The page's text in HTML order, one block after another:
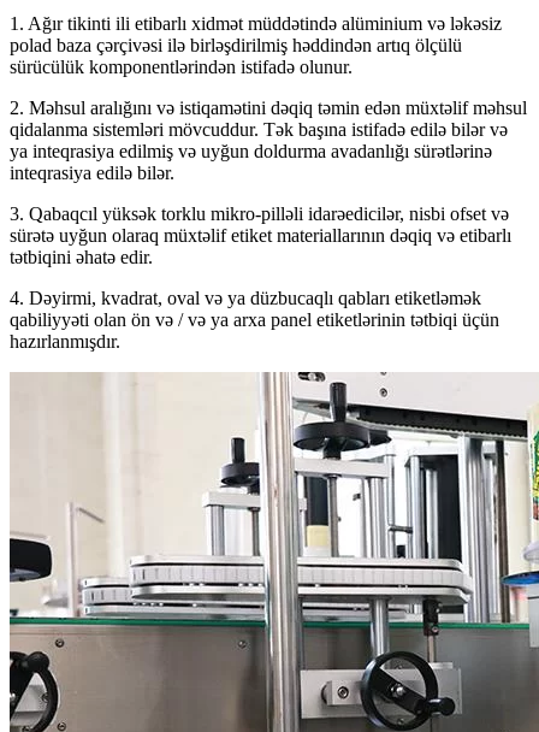
1. Ağır tikinti ili etibarlı xidmət müddətində alüminium və ləkəsiz
polad baza çərçivəsi ilə birləşdirilmiş həddindən artıq ölçülü
sürücülük komponentlərindən istifadə olunur.
2. Məhsul aralığını və istiqamətini dəqiq təmin edən müxtəlif məhsul
qidalanma sistemləri mövcuddur. Tək başına istifadə edilə bilər və
ya inteqrasiya edilmiş və uyğun doldurma avadanlığı sürətlərinə
inteqrasiya edilə bilər.
3. Qabaqcıl yüksək torklu mikro-pilləli idarəedicilər, nisbi ofset və
sürətə uyğun olaraq müxtəlif etiket materiallarının dəqiq və etibarlı
tətbiqini əhatə edir.
4. Dəyirmi, kvadrat, oval və ya düzbucaqlı qabları etiketləmək
qabiliyyəti olan ön və / və ya arxa panel etiketlərinin tətbiqi üçün
hazırlanmışdır.